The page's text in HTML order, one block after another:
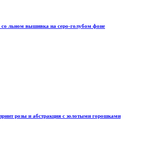
льном вышивка на серо-голубом фоне
розы и абстракция с золотыми горошками